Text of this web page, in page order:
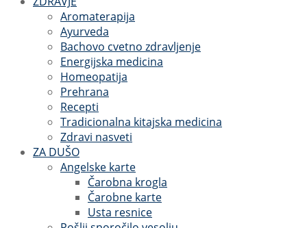
Aromaterapija
Ayurveda
Bachovo cvetno zdravljenje
Energijska medicina
Homeopatija
Prehrana
Recepti
Tradicionalna kitajska medicina
Zdravi nasveti
ZA DUŠO
Angelske karte
Čarobna krogla
Čarobne karte
Usta resnice